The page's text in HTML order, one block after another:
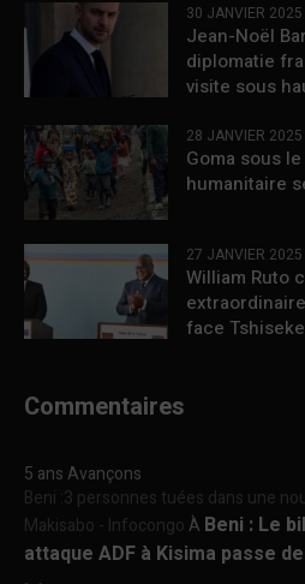
30 JANVIER 2025
Jean-Noël
diplomatie
visite sous
28 JANVIER 2025
Goma sous
humanitaire
27 JANVIER 2025
William Ruto
face
Commentaires
5 ans Avançons
Beni :3 personnes tuées dans une
Makisabo - InfocongoÀ Beni : Le
attaque ADF à Kisima passe